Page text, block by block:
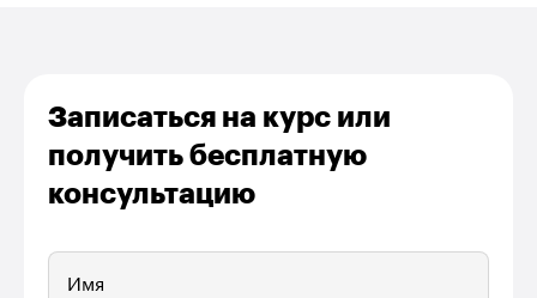
Записаться на курс или
получить бесплатную
консультацию
Имя